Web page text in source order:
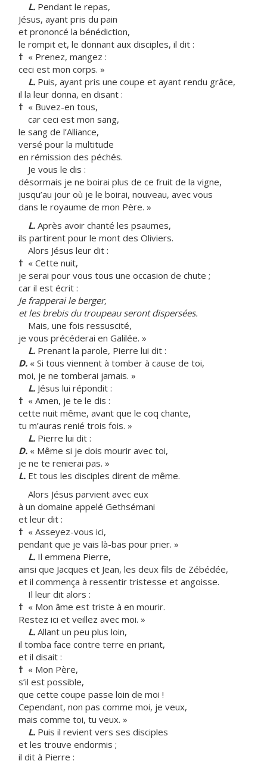
L. Pendant le repas,
Jésus, ayant pris du pain
et prononcé la bénédiction,
le rompit et, le donnant aux disciples, il dit :
† « Prenez, mangez :
ceci est mon corps. »
L. Puis, ayant pris une coupe et ayant rendu grâce,
il la leur donna, en disant :
† « Buvez-en tous,
car ceci est mon sang,
le sang de l’Alliance,
versé pour la multitude
en rémission des péchés.
Je vous le dis :
désormais je ne boirai plus de ce fruit de la vigne,
jusqu’au jour où je le boirai, nouveau, avec vous
dans le royaume de mon Père. »
L. Après avoir chanté les psaumes,
ils partirent pour le mont des Oliviers.
Alors Jésus leur dit :
† « Cette nuit,
je serai pour vous tous une occasion de chute ;
car il est écrit :
Je frapperai le berger,
et les brebis du troupeau seront dispersées.
Mais, une fois ressuscité,
je vous précéderai en Galilée. »
L. Prenant la parole, Pierre lui dit :
D. « Si tous viennent à tomber à cause de toi,
moi, je ne tomberai jamais. »
L. Jésus lui répondit :
† « Amen, je te le dis :
cette nuit même, avant que le coq chante,
tu m’auras renié trois fois. »
L. Pierre lui dit :
D. « Même si je dois mourir avec toi,
je ne te renierai pas. »
L. Et tous les disciples dirent de même.
Alors Jésus parvient avec eux
à un domaine appelé Gethsémani
et leur dit :
† « Asseyez-vous ici,
pendant que je vais là-bas pour prier. »
L. Il emmena Pierre,
ainsi que Jacques et Jean, les deux fils de Zébédée,
et il commença à ressentir tristesse et angoisse.
Il leur dit alors :
† « Mon âme est triste à en mourir.
Restez ici et veillez avec moi. »
L. Allant un peu plus loin,
il tomba face contre terre en priant,
et il disait :
† « Mon Père,
s’il est possible,
que cette coupe passe loin de moi !
Cependant, non pas comme moi, je veux,
mais comme toi, tu veux. »
L. Puis il revient vers ses disciples
et les trouve endormis ;
il dit à Pierre :